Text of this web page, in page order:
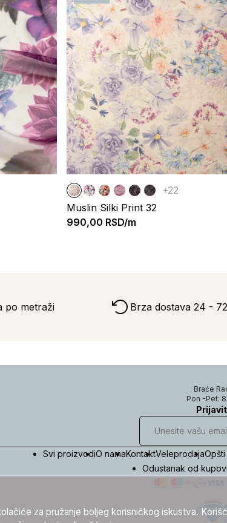
+22
Muslin Silki Print 32
990,00 RSD/m
po metraži Brza dostava 24 -
Braće
Pon -Pet:
Svi proizvodiO namaKontaktVeleprodaja
Odustanak od
za pružanje boljeg korisničkog iskustva.